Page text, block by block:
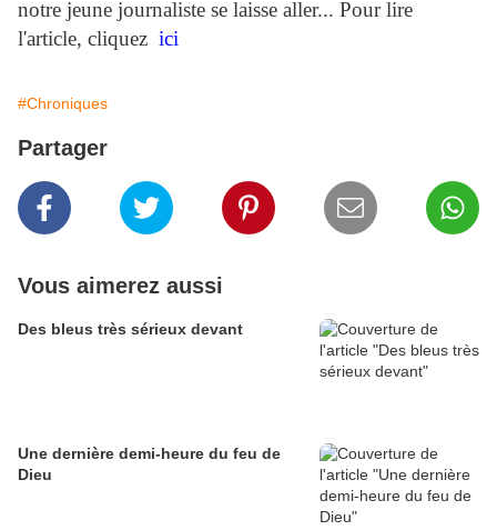
notre jeune journaliste se laisse aller... Pour lire
l'article, cliquez ici
#Chroniques
Partager
Vous aimerez aussi
Des bleus très sérieux devant
Une dernière demi-heure du feu de
Dieu